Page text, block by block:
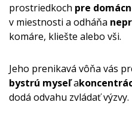
prostriedkoch pre
v miestnosti a odháňa
komáre, kliešte alebo vši.
Jeho prenikavá vôňa vás
bystrú myseľa
dodá odvahu zvládať výzvy.